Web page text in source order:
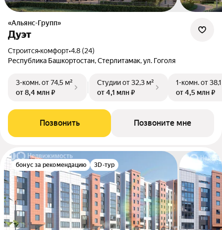
«Альянс-Групп»
Дуэт
Строится•комфорт•4.8 (24)
Республика Башкортостан, Стерлитамак, ул. Гоголя
3-комн.от 74,5 м²
от 8,4 млн ₽
Студииот 32,3 м²
от 4,1 млн ₽
1-комн.от
от 4,5 млн ₽
Позвонить Позвоните мне
бонус за рекомендацию 3D-тур